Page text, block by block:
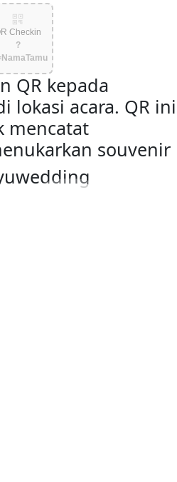
Checkin
?
QR kepada
lokasi acara. QR ini
mencatat
souvenir